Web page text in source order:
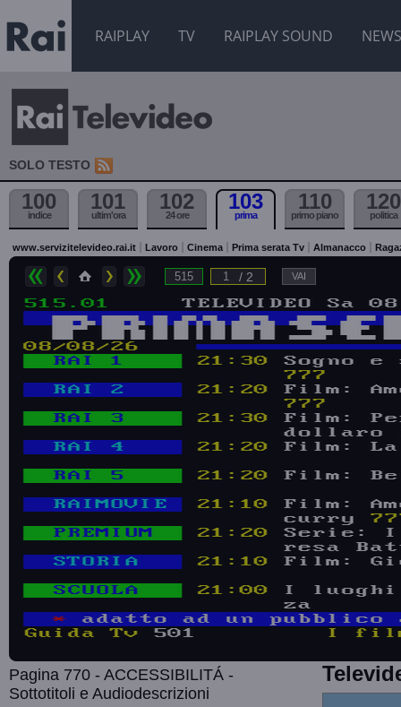
RAIPLAY TV RAIPLAY SOUND NEWS
SOLO TESTO
100
indice
101
ultim'ora
102
24 ore
103
prima
110
primo piano
120
politica
www.servizitelevideo.rai.it Lavoro Cinema Prima serata Tv Almanacco
/ 2
Pagina 770 - ACCESSIBILITÁ -
Sottotitoli e Audiodescrizioni